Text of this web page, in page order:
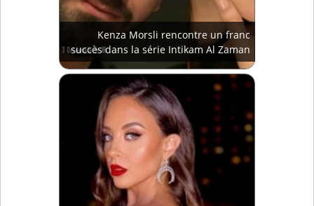
Kenza Morsli rencontre un franc
succès dans la série Intikam Al Zaman